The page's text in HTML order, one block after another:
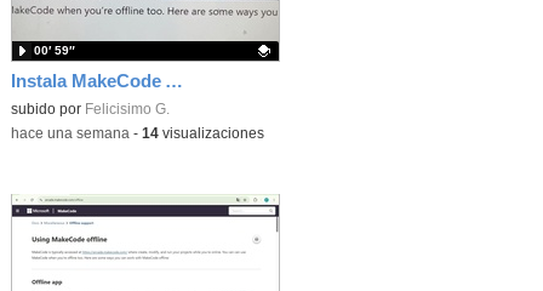
Instala MakeCode Arcade para trabajar offline en tu tablet, ordenador, Chromebook
Contenido educativo.
subido por Felicisimo G.
00′ 59″
-hace una semana - 14visualizaciones